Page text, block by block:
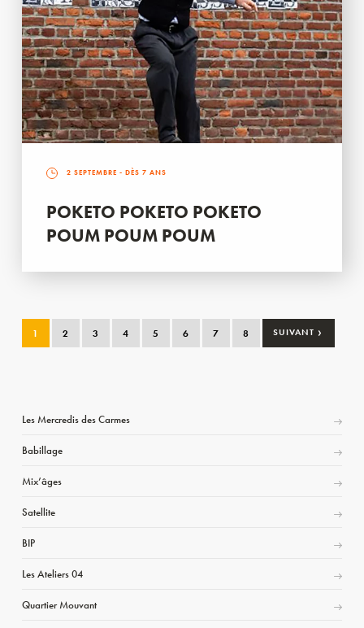
2 SEPTEMBRE - DÈS 7 ANS
POKETO POKETO POKETO
POUM POUM POUM
1 2 3 4 5 6 7 8 SUIVANT ›
Les Mercredis des Carmes
Babillage
Mix’âges
Satellite
BIP
Les Ateliers 04
Quartier Mouvant